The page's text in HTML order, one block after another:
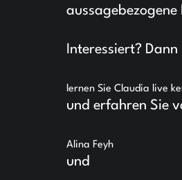
Interessiert? Dann
lernen Sie Claudia live
und erfahren Sie
Alina Feyh
und